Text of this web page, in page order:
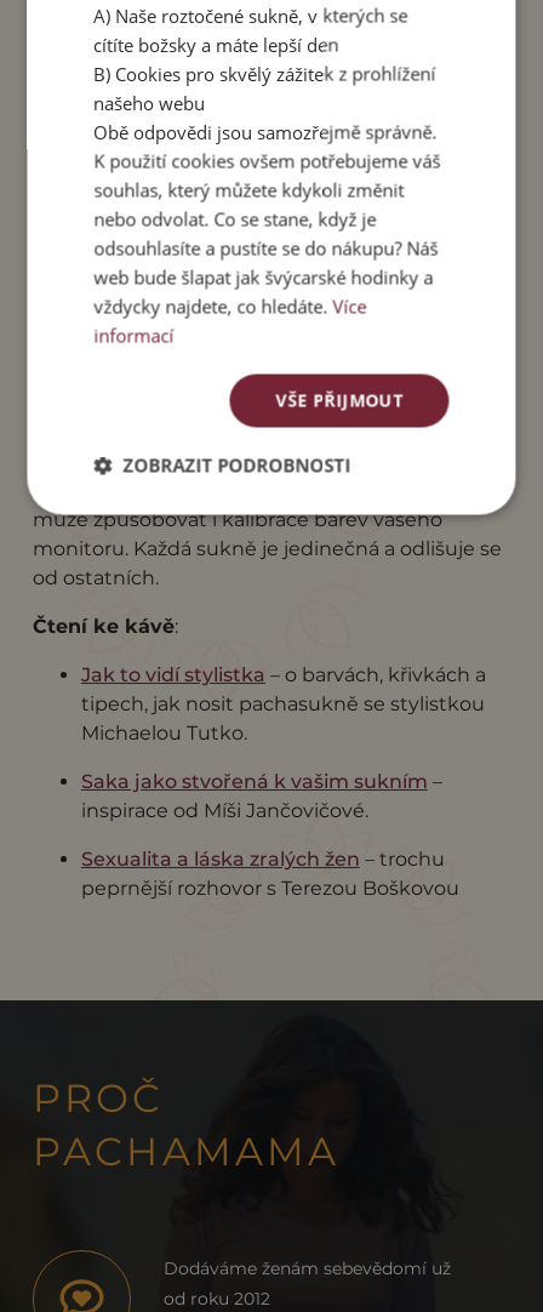
Velikost M - vhodná pro velikosti S a M. Délka
sukně 64 cm. Obvod pasu v klidu 68 cm.
Maximální obvod pasu 100 cm.
Velikost L - vhodná pro velikosti L a XL. Délka
sukně 74 cm. Obvod pasu v klidu 70 cm.
Maximální obvod pasu 115 cm.
Materiál: 100 % viskóza, vosková batika. Lem: 90
% viskóza + 10% spandex.
Perte v pračce do 40 stupňů, sušte v
vyšisování nesušte na přímém slunci.
Prosím, mějte na paměti, že kvůli
ručnímu batikování mohou mít sukně mírné
odlišnosti v barvách. Různě barevné odstíny
může způsobovat i kalibrace barev vašeho
monitoru. Každá sukně je jedinečná a odlišuje se
od ostatních.
Čtení ke kávě:
Jak to vidí stylistka – o barvách, křivkách a
tipech, jak nosit pachasukně se stylistkou
Michaelou Tutko.
Saka jako stvořená k vašim sukním –
inspirace od Míši Jančovičové.
Sexualita a láska zralých žen – trochu
peprnější rozhovor s Terezou Boškovou
PROČ
PACHAMAMA
Dodáváme ženám sebevědomí už
od roku 2012
A) Naše roztočené sukně, v kterých se
cítíte božsky a máte lepší den
B) Cookies pro skvělý zážitek z prohlížení
našeho webu
Obě odpovědi jsou samozřejmě správně.
K použití cookies ovšem potřebujeme váš
souhlas, který můžete kdykoli změnit
nebo odvolat. Co se stane, když je
odsouhlasíte a pustíte se do nákupu? Náš
web bude šlapat jak švýcarské hodinky a
vždycky najdete, co hledáte.Více
informací
VŠE PŘIJMOUT
ZOBRAZIT PODROBNOSTI